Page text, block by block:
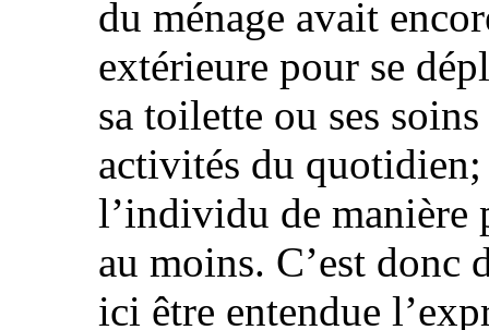
du ménage avait
extérieure pour se
sa toilette ou ses
activités du
l’individu de manière
au moins. C’est donc
ici être entendue